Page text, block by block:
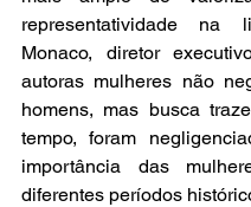
representatividade na
Monaco, diretor
autoras mulheres não
homens, mas busca
tempo, foram
importância das
diferentes períodos